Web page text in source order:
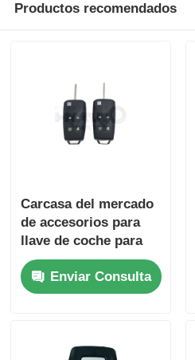
Productos recomendados
Carcasa del mercado
de accesorios para
llave de coche para
Control remoto de
coche de camión Re-
naul solo para
Enviar Consulta